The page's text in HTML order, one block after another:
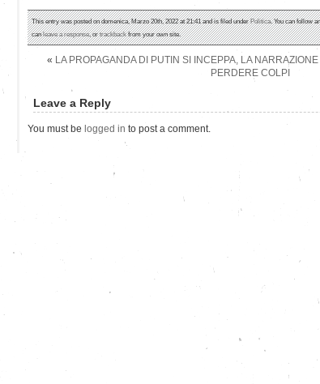
This entry was posted on domenica, Marzo 20th, 2022 at 21:41 and is filed underPolitica. You can follow
canleave a response, ortrackbackfrom your own site.
« LA PROPAGANDA DI PUTIN SI INCEPPA, LA
PERDERE COLPI
Leave a Reply
You must be logged in to post a comment.